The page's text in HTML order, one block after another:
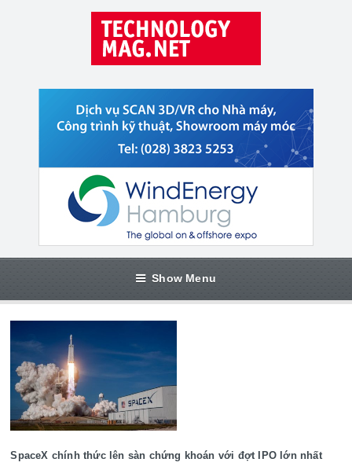
Show Menu
SpaceX chính thức lên sàn chứng khoán với đợt IPO lớn nhất